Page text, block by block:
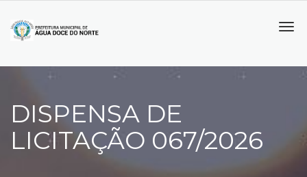
DISPENSA DE
LICITAÇÃO 067/2026